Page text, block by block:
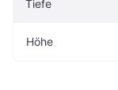
Tiefe
Höhe